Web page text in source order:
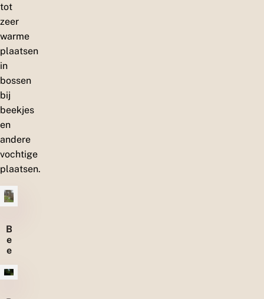
tot
zeer
warme
plaatsen
in
bossen
bij
beekjes
en
andere
vochtige
plaatsen.
B
e
e
o
e